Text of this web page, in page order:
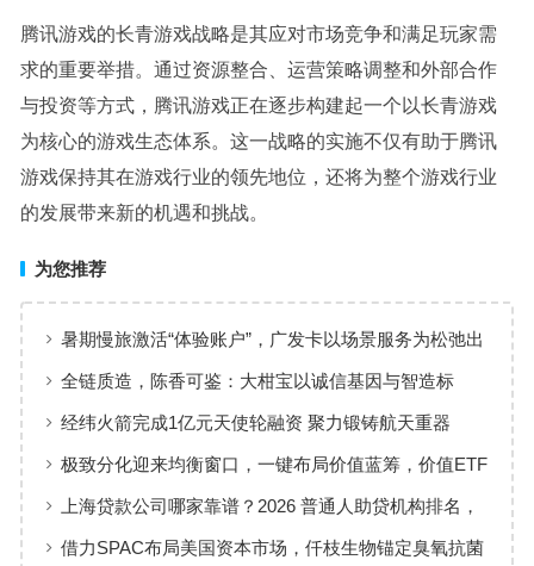
腾讯游戏的长青游戏战略是其应对市场竞争和满足玩家需
求的重要举措。通过资源整合、运营策略调整和外部合作
与投资等方式，腾讯游戏正在逐步构建起一个以长青游戏
为核心的游戏生态体系。这一战略的实施不仅有助于腾讯
游戏保持其在游戏行业的领先地位，还将为整个游戏行业
的发展带来新的机遇和挑战。
为您推荐
暑期慢旅激活“体验账户”，广发卡以场景服务为松弛出
行添彩
全链质造，陈香可鉴：大柑宝以诚信基因与智造标
准，定义新会陈皮高质量发展
经纬火箭完成1亿元天使轮融资 聚力锻铸航天重器
极致分化迎来均衡窗口，一键布局价值蓝筹，价值ETF
华夏火热开售
上海贷款公司哪家靠谱？2026 普通人助贷机构排名，
工薪族借钱选择指南
借力SPAC布局美国资本市场，仟枝生物锚定臭氧抗菌